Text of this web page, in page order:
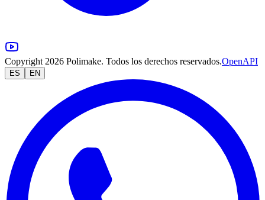
Copyright 2026 Polimake. Todos los derechos reservados.OpenAPI
ES EN